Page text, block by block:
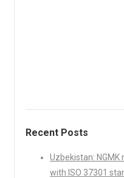
Recent Posts
Uzbekistan:
with ISO 37301